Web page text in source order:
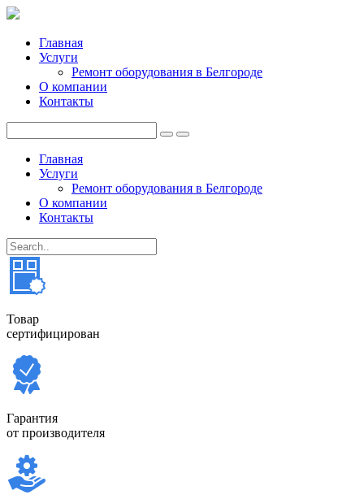
Главная
Услуги
Ремонт оборудования в Белгороде
О компании
Контакты
Главная
Услуги
Ремонт оборудования в Белгороде
О компании
Контакты
Товар
сертифицирован
Гарантия
от производителя